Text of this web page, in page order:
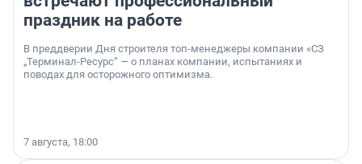
праздник на работе
В преддверии Дня строителя топ-менеджеры компании «СЗ
„Терминал-Ресурс“ — о планах компании, испытаниях и
поводах для осторожного оптимизма.
7 августа, 18:00